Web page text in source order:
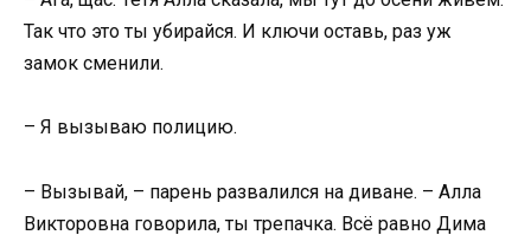
Так что это ты убирайся. И ключи оставь, раз уж
замок сменили.
– Я вызываю полицию.
– Вызывай, – парень развалился на диване. – Алла
Викторовна говорила, ты трепачка. Всё равно Дима